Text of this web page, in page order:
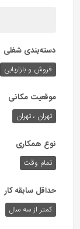
دسته‌بندی شغلی
فروش و بازاریابی
موقعیت مکانی
تهران ، تهران
نوع همکاری
تمام وقت
حداقل سابقه کار
کمتر از سه سال